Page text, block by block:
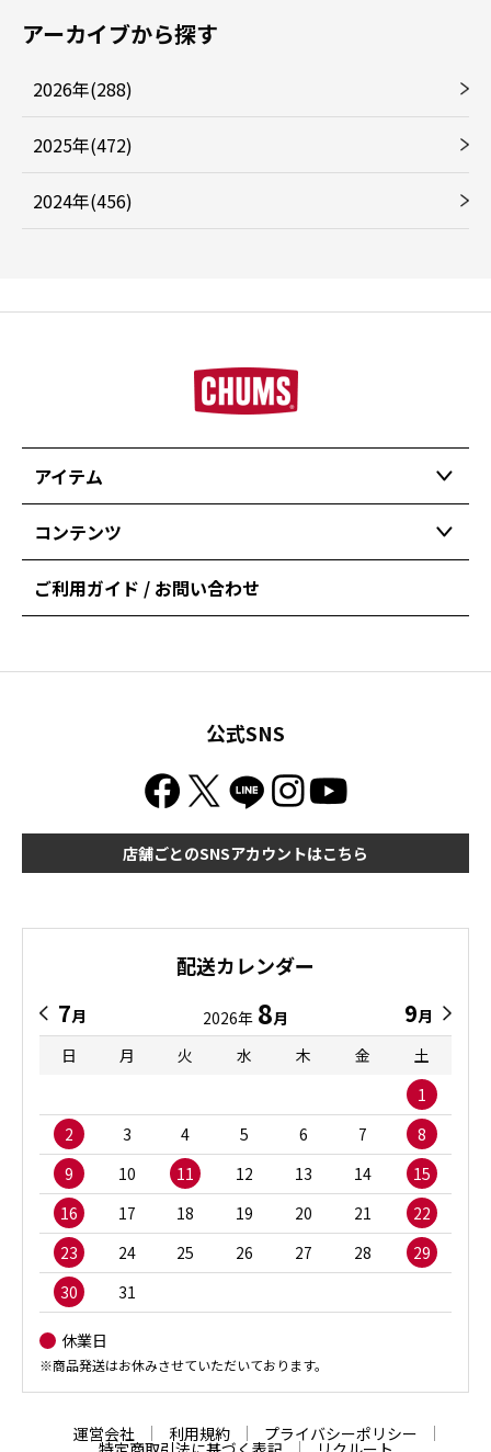
アーカイブから探す
2026年(288)
2025年(472)
2024年(456)
アイテム
コンテンツ
ご利用ガイド / お問い合わせ
公式SNS
店舗ごとのSNSアカウントはこちら
配送カレンダー
7月 2026年 8月 9月
日
月 火 水 木 金
土
1
2
3 4 5 6 7
8
9
10 11 12 13 14
15
16
17 18 19 20 21
22
23
24 25 26 27 28
29
30
31
休業日
※商品発送はお休みさせていただいております。
運営会社 利用規約 プライバシーポリシー